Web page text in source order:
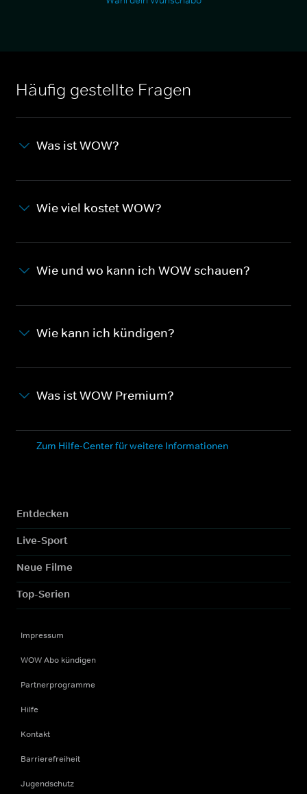
Häufig gestellte Fragen
Was ist WOW?
Wie viel kostet WOW?
Wie und wo kann ich WOW schauen?
Wie kann ich kündigen?
Was ist WOW Premium?
Zum Hilfe-Center für weitere Informationen
Entdecken
Live-Sport
Neue Filme
Top-Serien
Impressum
WOW Abo kündigen
Partnerprogramme
Hilfe
Kontakt
Barrierefreiheit
Jugendschutz